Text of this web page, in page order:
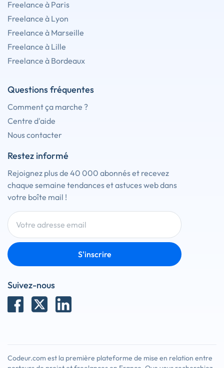
Freelance à Paris
Freelance à Lyon
Freelance à Marseille
Freelance à Lille
Freelance à Bordeaux
Questions fréquentes
Comment ça marche ?
Centre d'aide
Nous contacter
Restez informé
Rejoignez plus de 40 000 abonnés et recevez
chaque semaine tendances et astuces web dans
votre boîte mail !
S'inscrire
Suivez-nous
Codeur.com est la première plateforme de mise en relation entre